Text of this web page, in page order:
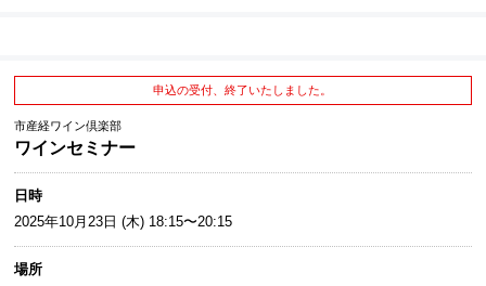
申込の受付、終了いたしました。
市産経ワイン倶楽部
ワインセミナー
日時
2025年10月23日 (木) 18:15〜20:15
場所